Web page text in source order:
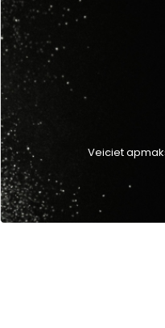
Veiciet